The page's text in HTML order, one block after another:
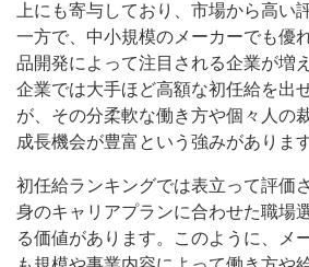
上にも寄与しており、市場から高い
一方で、中小規模のメーカーでも優
品開発によって注目される企業が増
企業では大手ほど高額な初任給を出
が、その分柔軟な働き方や個々人の
成長機会が豊富という強みがあります
初任給ランキングでは表立って評価
身のキャリアプランに合わせた職場
る価値があります。このように、メ